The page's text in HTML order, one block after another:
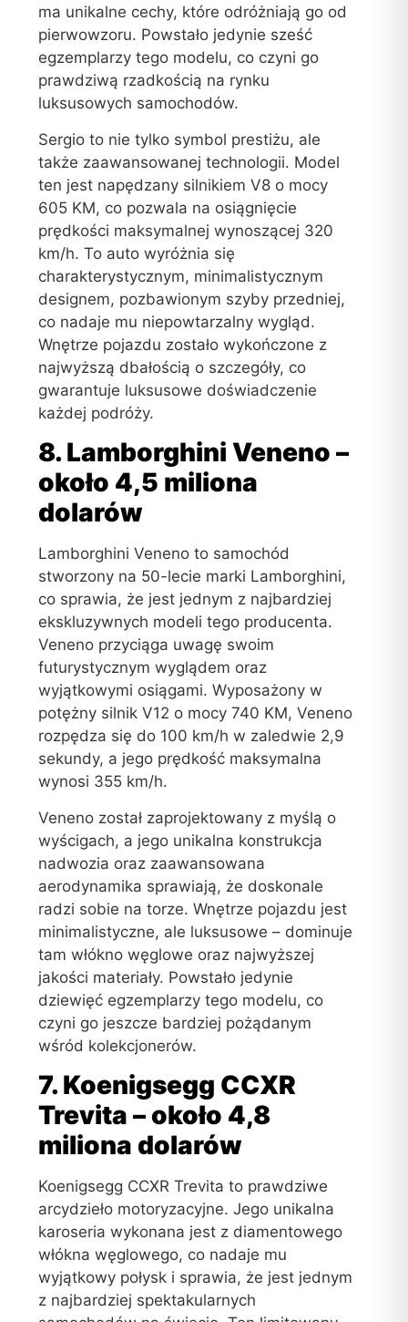
ma unikalne cechy, które odróżniają go od
pierwowzoru. Powstało jedynie sześć
egzemplarzy tego modelu, co czyni go
prawdziwą rzadkością na rynku
luksusowych samochodów.
Sergio to nie tylko symbol prestiżu, ale
także zaawansowanej technologii. Model
ten jest napędzany silnikiem V8 o mocy
605 KM, co pozwala na osiągnięcie
prędkości maksymalnej wynoszącej 320
km/h. To auto wyróżnia się
charakterystycznym, minimalistycznym
designem, pozbawionym szyby przedniej,
co nadaje mu niepowtarzalny wygląd.
Wnętrze pojazdu zostało wykończone z
najwyższą dbałością o szczegóły, co
gwarantuje luksusowe doświadczenie
każdej podróży.
8. Lamborghini Veneno –
około 4,5 miliona
dolarów
Lamborghini Veneno to samochód
stworzony na 50-lecie marki Lamborghini,
co sprawia, że jest jednym z najbardziej
ekskluzywnych modeli tego producenta.
Veneno przyciąga uwagę swoim
futurystycznym wyglądem oraz
wyjątkowymi osiągami. Wyposażony w
potężny silnik V12 o mocy 740 KM, Veneno
rozpędza się do 100 km/h w zaledwie 2,9
sekundy, a jego prędkość maksymalna
wynosi 355 km/h.
Veneno został zaprojektowany z myślą o
wyścigach, a jego unikalna konstrukcja
nadwozia oraz zaawansowana
aerodynamika sprawiają, że doskonale
radzi sobie na torze. Wnętrze pojazdu jest
minimalistyczne, ale luksusowe – dominuje
tam włókno węglowe oraz najwyższej
jakości materiały. Powstało jedynie
dziewięć egzemplarzy tego modelu, co
czyni go jeszcze bardziej pożądanym
wśród kolekcjonerów.
7. Koenigsegg CCXR
Trevita – około 4,8
miliona dolarów
Koenigsegg CCXR Trevita to prawdziwe
arcydzieło motoryzacyjne. Jego unikalna
karoseria wykonana jest z diamentowego
włókna węglowego, co nadaje mu
wyjątkowy połysk i sprawia, że jest jednym
z najbardziej spektakularnych